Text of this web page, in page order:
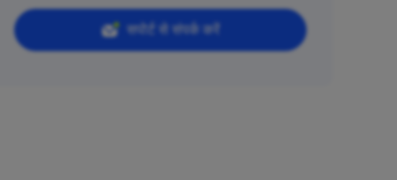
सपोर्ट से संपर्क करें